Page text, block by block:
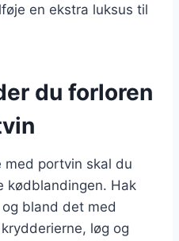
en ekstra luksus til
du forloren
med portvin skal du
kødblandingen. Hak
bland det med
løg og